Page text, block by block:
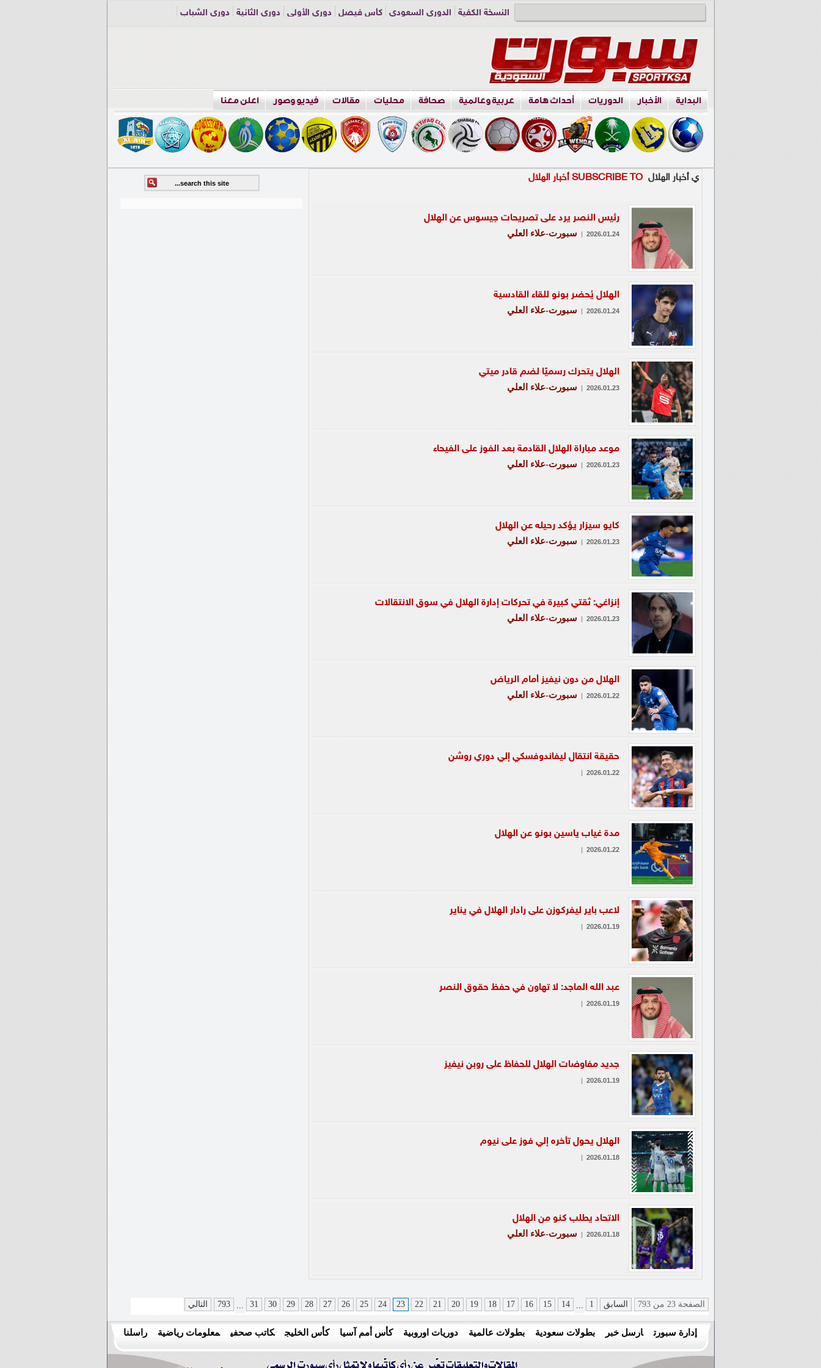
النسخة الكفية الدوري السعودي كأس فيصل دوري الأولى دوري الثانية
دوري الشباب
البداية الأخبار الدوريات أحداث هامة عربية وعالمية صحافة محليات مقالات فيديو وصور اعلن معنا
ي أخبار الهلال SUBSCRIBE TO أخبار الهلال
رئيس النصر يرد على تصريحات جيسوس عن الهلال
2026.01.24
| سبورت-علاء العلي
الهلال يُحضر بونو للقاء القادسية
2026.01.24
| سبورت-علاء العلي
الهلال يتحرك رسميًا لضم قادر ميتي
2026.01.23
| سبورت-علاء العلي
موعد مباراة الهلال القادمة بعد الفوز على الفيحاء
2026.01.23
| سبورت-علاء العلي
كايو سيزار يؤكد رحيله عن الهلال
2026.01.23
| سبورت-علاء العلي
إنزاغي: ثقتي كبيرة في تحركات إدارة الهلال في سوق الانتقالات
2026.01.23
| سبورت-علاء العلي
الهلال من دون نيفيز أمام الرياض
2026.01.22
| سبورت-علاء العلي
حقيقة انتقال ليفاندوفسكي إلي دوري روشن
2026.01.22
|
مدة غياب ياسين بونو عن الهلال
2026.01.22
|
لاعب باير ليفركوزن على رادار الهلال في يناير
2026.01.19
|
عبد الله الماجد: لا تهاون في حفظ حقوق النصر
2026.01.19
|
جديد مفاوضات الهلال للحفاظ على روبن نيفيز
2026.01.19
|
الهلال يحول تأخره إلي فوز على نيوم
2026.01.18
|
الاتحاد يطلب كنو من الهلال
2026.01.18
| سبورت-علاء العلي
الصفحة 23 من 793 السابق 1
...
14
15
16
17
18
19
20
21
22
23
24
25
26
27
28
29
30
31
...
793 التالي
إدارة سبورت ارسل خبر بطولات سعودية بطولات عالمية دوريات اوروبية كأس أمم آسيا كأس الخليج كاتب صحفي معلومات رياضية راسلنا